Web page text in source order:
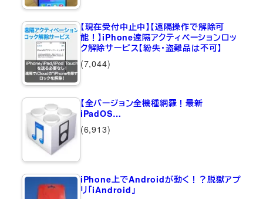
【現在受付中止中】【遠隔操作で解除可
能！】iPhone遠隔アクティベーションロッ
ク解除サービス【紛失・盗難品は不可】
(7,044)
【全バージョン全機種網羅！最新
iPadOS…
(6,913)
iPhone上でAndroidが動く！？脱獄アプ
リ「iAndroid」